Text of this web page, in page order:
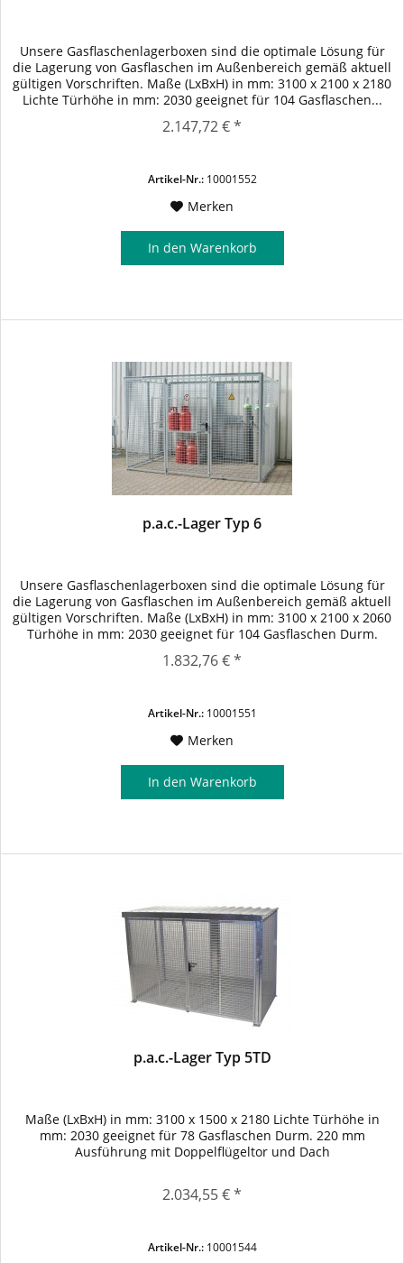
Unsere Gasflaschenlagerboxen sind die optimale Lösung für
die Lagerung von Gasflaschen im Außenbereich gemäß aktuell
gültigen Vorschriften. Maße (LxBxH) in mm: 3100 x 2100 x 2180
Lichte Türhöhe in mm: 2030 geeignet für 104 Gasflaschen...
2.147,72 € *
Artikel-Nr.:10001552
Merken
In den Warenkorb
p.a.c.-Lager Typ 6
Unsere Gasflaschenlagerboxen sind die optimale Lösung für
die Lagerung von Gasflaschen im Außenbereich gemäß aktuell
gültigen Vorschriften. Maße (LxBxH) in mm: 3100 x 2100 x 2060
Türhöhe in mm: 2030 geeignet für 104 Gasflaschen Durm.
1.832,76 € *
Artikel-Nr.:10001551
Merken
In den Warenkorb
p.a.c.-Lager Typ 5TD
Maße (LxBxH) in mm: 3100 x 1500 x 2180 Lichte Türhöhe in
mm: 2030 geeignet für 78 Gasflaschen Durm. 220 mm
Ausführung mit Doppelflügeltor und Dach
2.034,55 € *
Artikel-Nr.:10001544